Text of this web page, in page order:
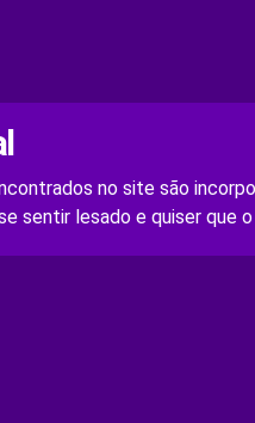
no site são
sentir lesado e quiser que